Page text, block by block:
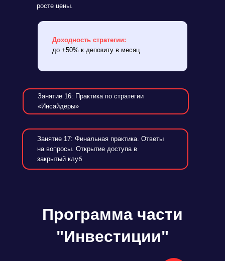
росте цены.
Доходность стратегии:
до +50% к депозиту в месяц
Занятие 16: Практика по стратегии
«Инсайдеры»
Занятие 17: Финальная практика. Ответы
на вопросы. Открытие доступа в
закрытый клуб
Программа части
"Инвестиции"